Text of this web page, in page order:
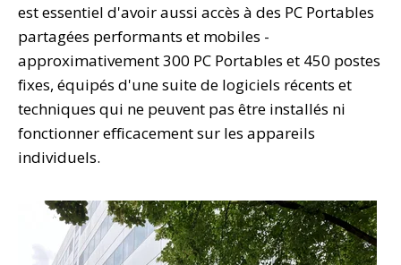
est essentiel d'avoir aussi accès à des PC Portables
partagées performants et mobiles -
approximativement 300 PC Portables et 450 postes
fixes, équipés d'une suite de logiciels récents et
techniques qui ne peuvent pas être installés ni
fonctionner efficacement sur les appareils
individuels.